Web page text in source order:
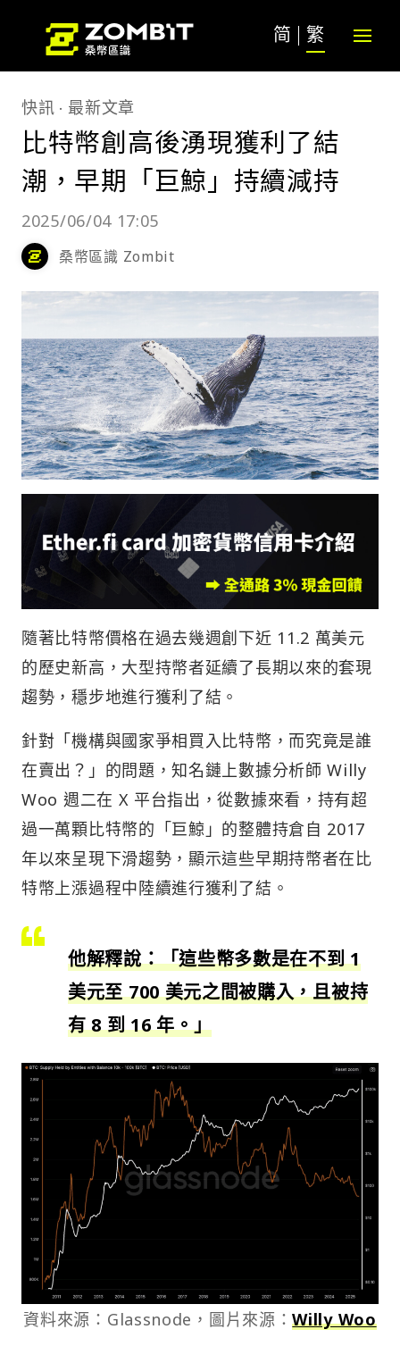
简 繁
快訊 最新文章
比特幣創高後湧現獲利了結
潮，早期「巨鯨」持續減持
2025/06/04 17:05
桑幣區識 Zombit
隨著比特幣價格在過去幾週創下近 11.2 萬美元
的歷史新高，大型持幣者延續了長期以來的套現
趨勢，穩步地進行獲利了結。
針對「機構與國家爭相買入比特幣，而究竟是誰
在賣出？」的問題，知名鏈上數據分析師 Willy
Woo 週二在 X 平台指出，從數據來看，持有超
過一萬顆比特幣的「巨鯨」的整體持倉自 2017
年以來呈現下滑趨勢，顯示這些早期持幣者在比
特幣上漲過程中陸續進行獲利了結。
他解釋說：「這些幣多數是在不到 1
美元至 700 美元之間被購入，且被持
有 8 到 16 年。」
資料來源：Glassnode，圖片來源：Willy Woo